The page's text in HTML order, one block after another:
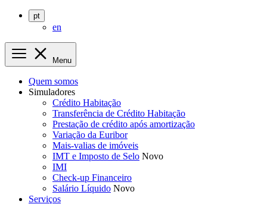
pt
en
Menu
Quem somos
Simuladores
Crédito Habitação
Transferência de Crédito Habitação
Prestação de crédito após amortização
Variação da Euribor
Mais-valias de imóveis
IMT e Imposto de Selo Novo
IMI
Check-up Financeiro
Salário Líquido Novo
Serviços